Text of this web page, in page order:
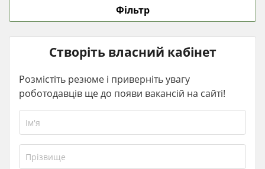
Фільтр
Створіть власний кабінет
Розмістіть резюме і приверніть увагу
роботодавців ще до появи вакансій на сайті!